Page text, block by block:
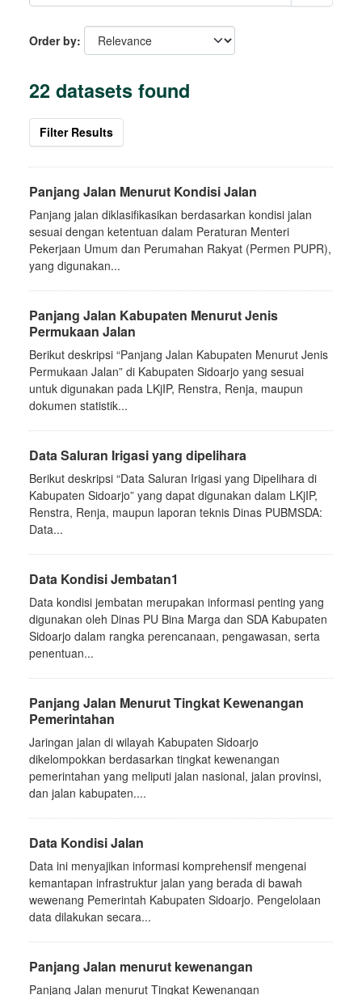
Order by
22 datasets found
Filter Results
Panjang Jalan Menurut Kondisi Jalan
Panjang jalan diklasifikasikan berdasarkan kondisi jalan
sesuai dengan ketentuan dalam Peraturan Menteri
Pekerjaan Umum dan Perumahan Rakyat (Permen PUPR),
yang digunakan...
Panjang Jalan Kabupaten Menurut Jenis
Permukaan Jalan
Berikut deskripsi “Panjang Jalan Kabupaten Menurut Jenis
Permukaan Jalan” di Kabupaten Sidoarjo yang sesuai
untuk digunakan pada LKjIP, Renstra, Renja, maupun
dokumen statistik...
Data Saluran Irigasi yang dipelihara
Berikut deskripsi “Data Saluran Irigasi yang Dipelihara di
Kabupaten Sidoarjo” yang dapat digunakan dalam LKjIP,
Renstra, Renja, maupun laporan teknis Dinas PUBMSDA:
Data...
Data Kondisi Jembatan1
Data kondisi jembatan merupakan informasi penting yang
digunakan oleh Dinas PU Bina Marga dan SDA Kabupaten
Sidoarjo dalam rangka perencanaan, pengawasan, serta
penentuan...
Panjang Jalan Menurut Tingkat Kewenangan
Pemerintahan
Jaringan jalan di wilayah Kabupaten Sidoarjo
dikelompokkan berdasarkan tingkat kewenangan
pemerintahan yang meliputi jalan nasional, jalan provinsi,
dan jalan kabupaten....
Data Kondisi Jalan
Data ini menyajikan informasi komprehensif mengenai
kemantapan infrastruktur jalan yang berada di bawah
wewenang Pemerintah Kabupaten Sidoarjo. Pengelolaan
data dilakukan secara...
Panjang Jalan menurut kewenangan
Panjang Jalan menurut Tingkat Kewenangan